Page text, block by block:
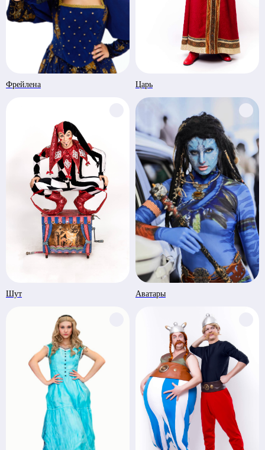
Фрейлена Царь
Шут Аватары